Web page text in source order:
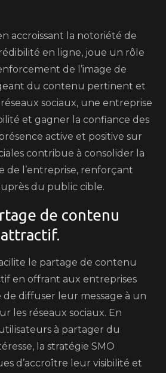
accroissant la notoriété de
en ligne, joue un rôle
de l’image de
du contenu pertinent et
sociaux, une entreprise
et gagner la confiance des
active et positive sur
contribue à consolider la
de l’entreprise, renforçant
du public cible.
de contenu
le partage de contenu
en offrant aux entreprises
diffuser leur message à un
les réseaux sociaux. En
à partager du
la stratégie SMO
d’accroître leur visibilité et